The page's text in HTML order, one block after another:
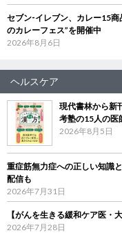
セブン‐イレブン、カレー15
のカレーフェス”を開催中
2026年8月6日
ヘルスケア
現代書林から新
考塾の15人の医
2026年8月5日
重症筋無力症への正しい知識
配信も
2026年7月31日
【がんを生きる緩和ケア医・
2026年7月28日